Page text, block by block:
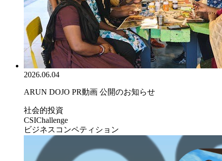
2026.06.04
ARUN DOJO PR動画 公開のお知らせ
社会的投資
CSIChallenge
ビジネスコンペティション